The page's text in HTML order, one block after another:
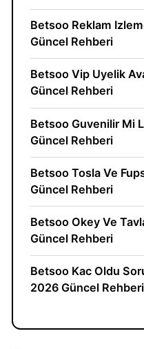
Betsoo Reklam
Güncel Rehberi
Betsoo Vip Uyelik
Güncel Rehberi
Betsoo Guvenilir Mi
Güncel Rehberi
Betsoo Tosla Ve
Güncel Rehberi
Betsoo Okey Ve
Güncel Rehberi
Betsoo Kac Oldu
2026 Güncel Rehberi